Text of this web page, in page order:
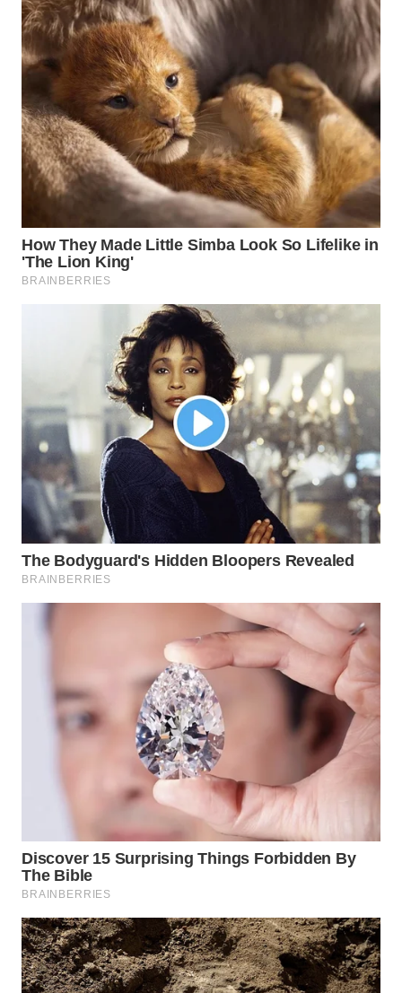
WN
NATUNA
WN
BINTAN
WN
MANDALIKA
WN
LIKUPANG
Wahana
Group
WAHANA
NEWS
WAHANA
TANI
WAHANA
INFRASTRUKTUR
WAHANA
WAHANA
LISTRIK
WAHANA
TRAVEL
WAHANA